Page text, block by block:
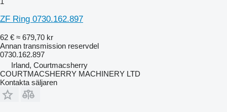
ZF Ring 0730.162.897
62 € ≈ 679,70 kr
Annan transmission reservdel
0730.162.897
Irland, Courtmacsherry
COURTMACSHERRY MACHINERY LTD
Kontakta säljaren